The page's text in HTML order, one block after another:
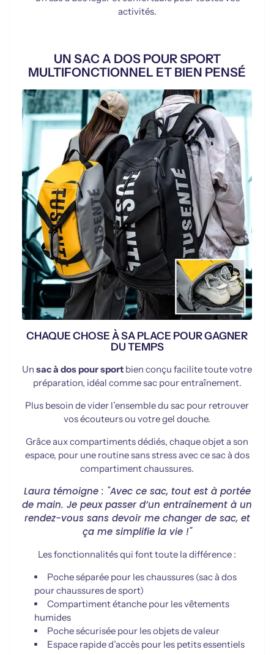
activités.
UN SAC A DOS POUR SPORT
MULTIFONCTIONNEL ET BIEN PENSÉ
CHAQUE CHOSE À SA PLACE POUR GAGNER
DU TEMPS
Un sac à dos pour sport bien conçu facilite toute votre
préparation, idéal comme sac pour entraînement.
Plus besoin de vider l’ensemble du sac pour retrouver
vos écouteurs ou votre gel douche.
Grâce aux compartiments dédiés, chaque objet a son
espace, pour une routine sans stress avec ce sac à dos
compartiment chaussures.
Laura témoigne : "Avec ce sac, tout est à portée
de main. Je peux passer d’un entraînement à un
rendez-vous sans devoir me changer de sac, et
ça me simplifie la vie !"
Les fonctionnalités qui font toute la différence :
Poche séparée pour les chaussures (sac à dos
pour chaussures de sport)
Compartiment étanche pour les vêtements
humides
Poche sécurisée pour les objets de valeur
Espace rapide d’accès pour les petits essentiels